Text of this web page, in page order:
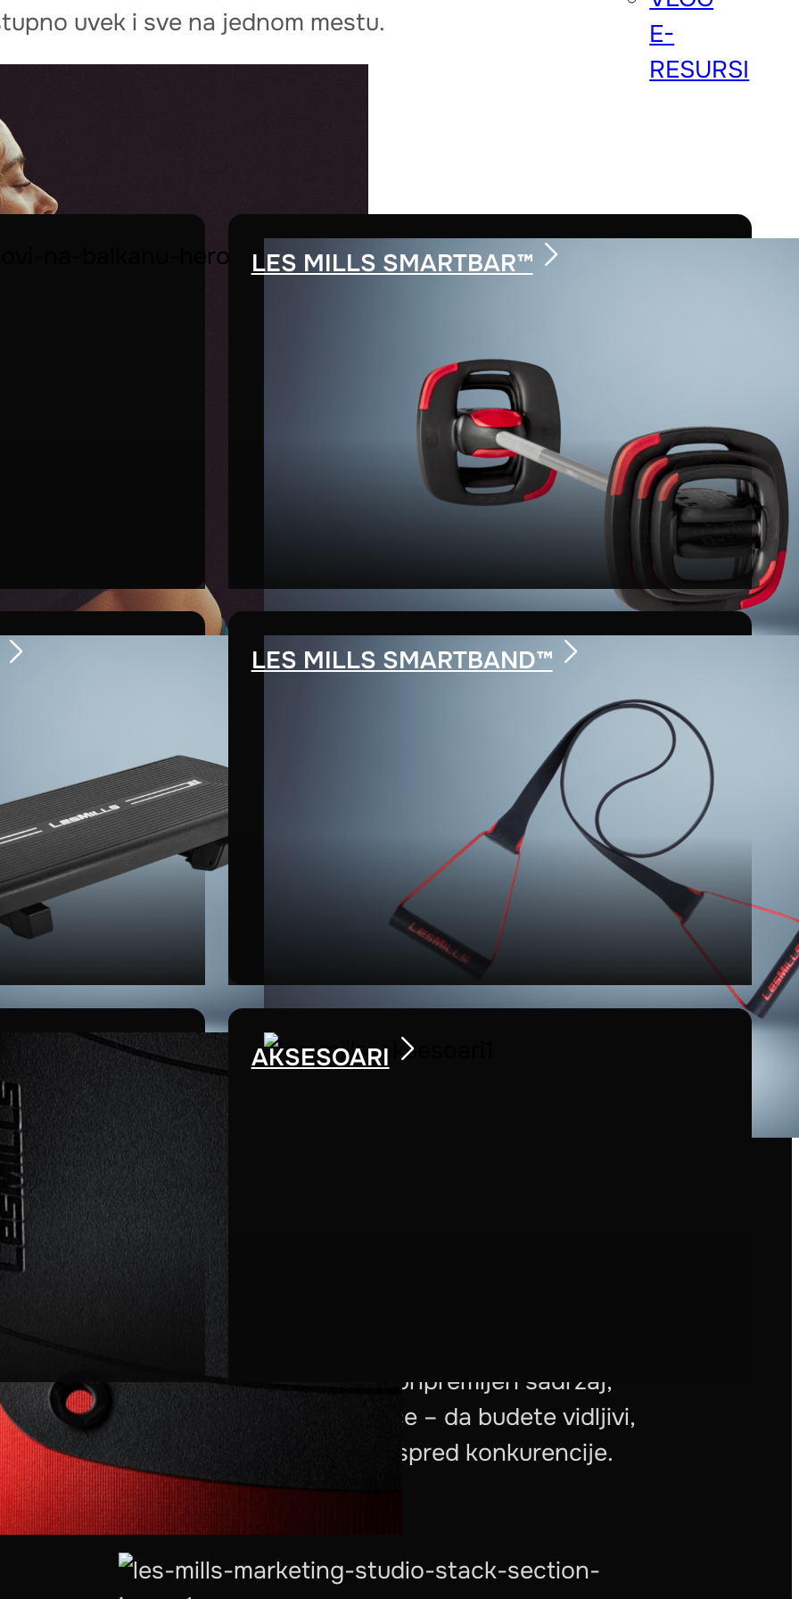
E-
RESURSI
LES MILLS SMARTBAR™
LES MILLS SMARTBAND™
AKSESOARI
uvek i sve na jednom mestu.
Studio daje vam pripremljen sadržaj,
planove i smernice – da budete vidljivi,
dosledni i korak ispred konkurencije.